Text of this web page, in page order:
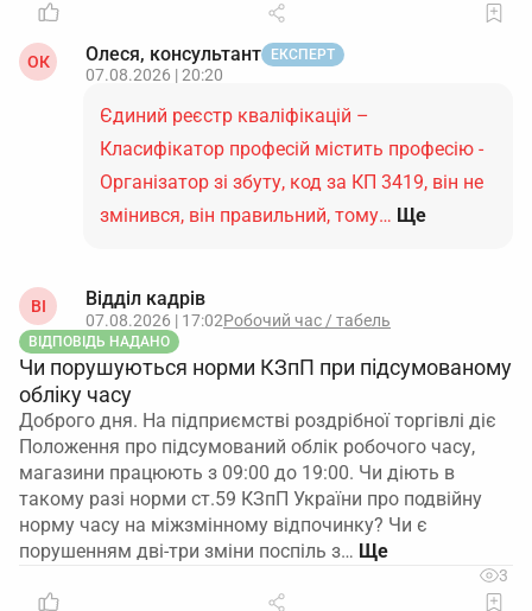
ОК Олеся, консультант ЕКСПЕРТ
07.08.2026 | 20:20
Єдиний реєстр кваліфікацій –
Класифікатор професій містить професію -
Організатор зі збуту, код за КП 3419, він не
змінився, він правильний, тому… Ще
ВІ Відділ кадрів
07.08.2026 | 17:02Робочий час / табель
ВІДПОВІДЬ НАДАНО
Чи порушуються норми КЗпП при підсумованому
обліку часу
Доброго дня. На підприємстві роздрібної торгівлі діє
Положення про підсумований облік робочого часу,
магазини працюють з 09:00 до 19:00. Чи діють в
такому разі норми ст.59 КЗпП України про подвійну
норму часу на міжзмінному відпочинку? Чи є
порушенням дві-три зміни поспіль з…
3